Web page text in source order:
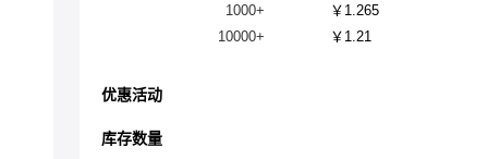
1000+
￥1.265
10000+
￥1.21
优惠活动
库存数量